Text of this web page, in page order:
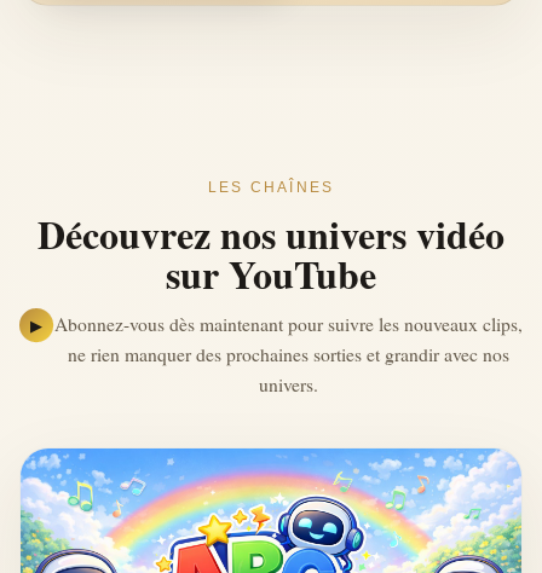
LES CHAÎNES
Découvrez nos univers vidéo
sur YouTube
▶ Abonnez-vous dès maintenant pour suivre les nouveaux clips,
ne rien manquer des prochaines sorties et grandir avec nos
univers.